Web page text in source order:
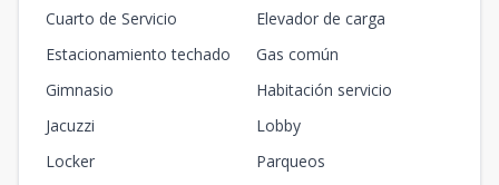
Cuarto de Servicio
Elevador de carga
Estacionamiento techado
Gas común
Gimnasio
Habitación servicio
Jacuzzi
Lobby
Locker
Parqueos